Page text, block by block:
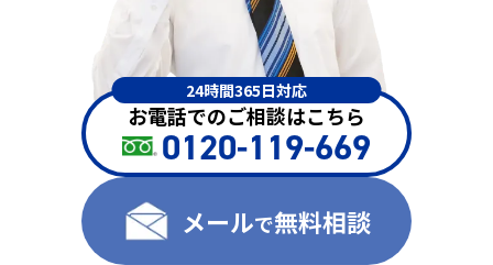
24時間365日対応
お電話でのご相談はこちら
0120-119-669
メールで無料相談